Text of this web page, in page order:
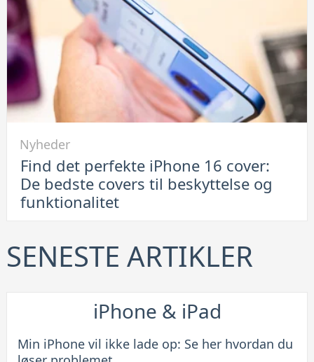
container
er
en
smart
løsning
Find
det
perfekte
16
cover:
til
beskyttelse
Nyheder
Find det perfekte iPhone 16 cover:
De bedste covers til beskyttelse og
funktionalitet
SENESTE ARTIKLER
iPhone & iPad
Min iPhone vil ikke lade op: Se her hvordan du